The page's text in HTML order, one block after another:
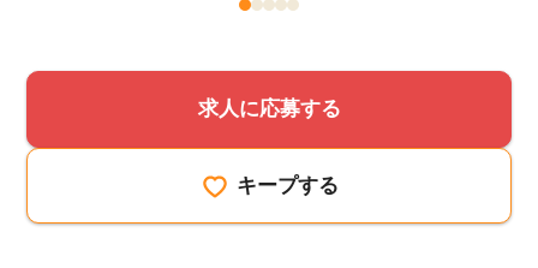
求人に応募する
キープする